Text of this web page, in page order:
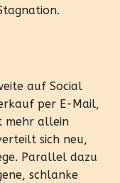
auf Social
per E-Mail,
mehr allein
sich neu,
Parallel dazu
schlanke